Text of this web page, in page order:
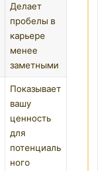
Делает
пробелы в
карьере
менее
заметными
Показывает
вашу
ценность
для
потенциаль
ного